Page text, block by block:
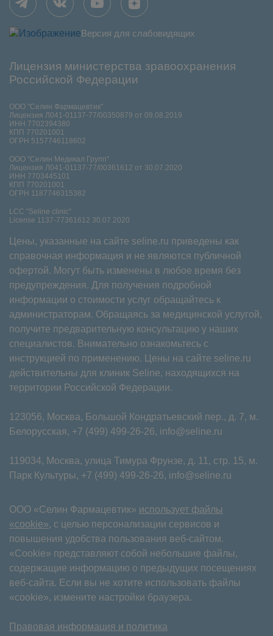
Версия для слабовидящих
Лицензия министерства зравоохранения
Российской Федерации
ООО "Селин Фармацевтик"
Лицензия Л041-01137-77/00350879 от 09.08.2019
ИНН 7702394380
КПП 770201001
ОГРН 5157746118602
ООО "Селин Медикал Групп"
Лицензия Л041-01137-77/00361612 от 30.07.2020
ИНН 7703445101
КПП 770201001
ОГРН 1187746315382
LCC "Seline clinic"
License 1137-77361612 30.07.2020
Цены, указанные на сайте seline.ru приведены как
справочная информация и не являются публичной
офертой. Могут быть изменены в любое время без
предупреждения. Для получения подробной
информации о стоимости услуг обращайтесь к
администраторам. Обращаясь за медицинской услугой,
получите предварительную консультацию у наших
специалистов. Внимательно ознакомьтесь с
инструкцией по применению. Цены на сайте seline.ru
действительны для клиник Seline, находящихся на
территории Российской Федерации.
123056, Москва, Большой Кондратьевский пер., д. 7, м.
Белорусская, +7 (499) 499-26-26, info@seline.ru
119034, Москва, улица Тимура Фрунзе, д. 11⁠, стр. 15, м.
Парк Культуры, +7 (499) 499-26-26, info@seline.ru
ООО «Селин Фармацевтик» использует файлы
«cookie», с целью персонализации сервисов и
повышения удобства пользования веб-сайтом.
«Cookie» представляют собой небольшие файлы,
содержащие информацию о предыдущих посещениях
веб-сайта. Если вы не хотите использовать файлы
«cookie», измените настройки браузера.
Правовая информация и политика